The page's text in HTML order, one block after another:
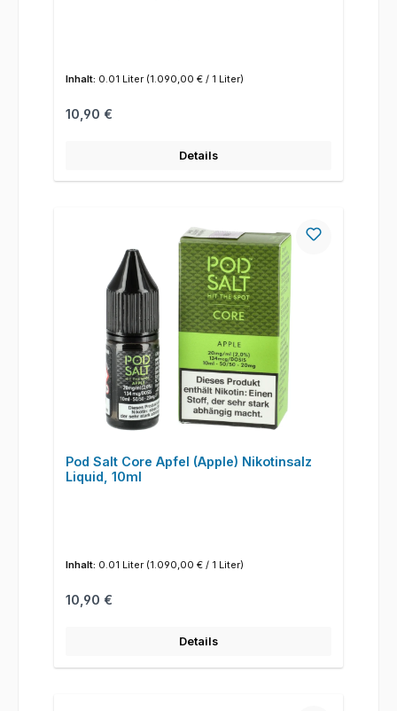
Inhalt: 0.01 Liter (1.090,00 € / 1 Liter)
Regulärer Preis:
10,90 €
Details
Pod Salt Core Apfel (Apple) Nikotinsalz
Liquid, 10ml
Inhalt: 0.01 Liter (1.090,00 € / 1 Liter)
Regulärer Preis:
10,90 €
Details